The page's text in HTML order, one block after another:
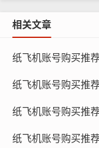
纸飞机账号购买,
相关文章